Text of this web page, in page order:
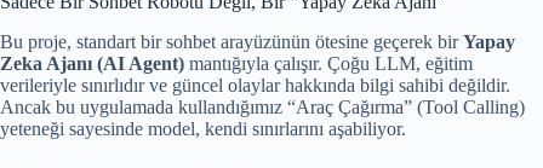
Bu proje, standart bir sohbet arayüzünün ötesine geçerek birYapay
Zeka Ajanı (AI Agent) mantığıyla çalışır. Çoğu LLM, eğitim
verileriyle sınırlıdır ve güncel olaylar hakkında bilgi sahibi değildir.
Ancak bu uygulamada kullandığımız “Araç Çağırma” (Tool Calling)
yeteneği sayesinde model, kendi sınırlarını aşabiliyor.